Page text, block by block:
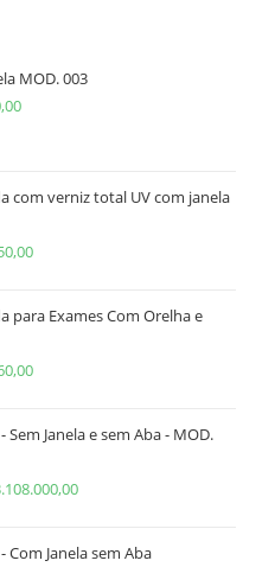
MOD. 003
com verniz total UV com janela
para Exames Com Orelha e
Sem Janela e sem Aba - MOD.
Com Janela sem Aba